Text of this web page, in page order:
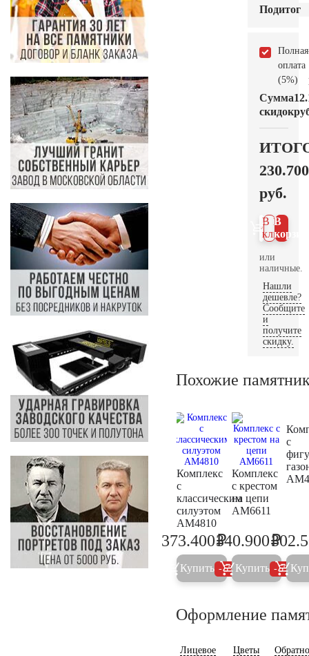
Подитог
Полная
оплата
(5%)
Сумма
скидок
230.700
руб.
В
В 1
клик
или
наличные.
Нашли
дешевле?
Сообщите
и
получите
скидку.
Похожие
Комплекс
с
классическим
силуэтом
AM4810
393.100
373.400₽
Купить 5%
Комплекс
с крестом
на цепи
AM6611
340.900₽
Купить 5%
с
Оформление
Лицевое Цветы